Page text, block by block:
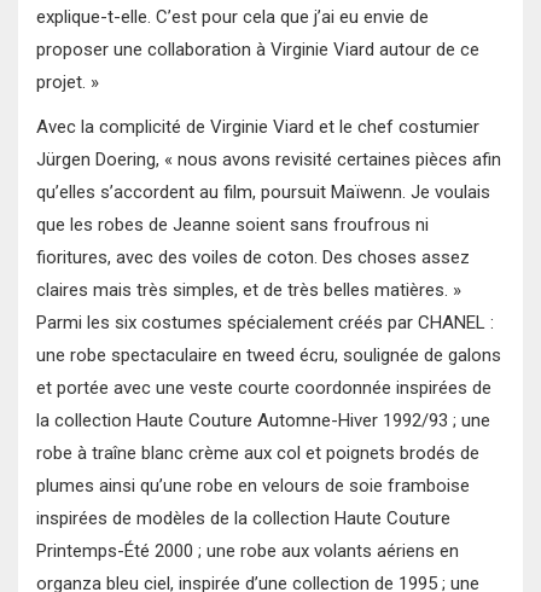
explique-t-elle. C’est pour cela que j’ai eu envie de
proposer une collaboration à Virginie Viard autour de ce
projet. »
Avec la complicité de Virginie Viard et le chef costumier
Jürgen Doering, « nous avons revisité certaines pièces afin
qu’elles s’accordent au film, poursuit Maïwenn. Je voulais
que les robes de Jeanne soient sans froufrous ni
fioritures, avec des voiles de coton. Des choses assez
claires mais très simples, et de très belles matières. »
Parmi les six costumes spécialement créés par CHANEL :
une robe spectaculaire en tweed écru, soulignée de galons
et portée avec une veste courte coordonnée inspirées de
la collection Haute Couture Automne-Hiver 1992/93 ; une
robe à traîne blanc crème aux col et poignets brodés de
plumes ainsi qu’une robe en velours de soie framboise
inspirées de modèles de la collection Haute Couture
Printemps-Été 2000 ; une robe aux volants aériens en
organza bleu ciel, inspirée d’une collection de 1995 ; une